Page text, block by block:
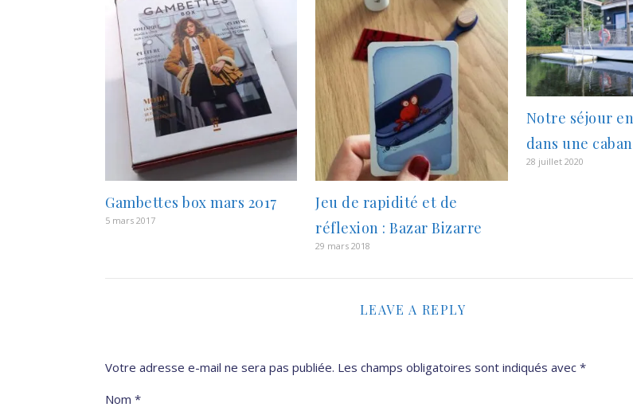
Gambettes box mars 2017
5 mars 2017
Jeu de rapidité et de
réflexion : Bazar Bizarre
29 mars 2018
Notre séjour
dans une
28 juillet 2020
LEAVE A REPLY
Votre adresse e-mail ne sera pas publiée. Les champs obligatoires sont indiqués avec *
Nom *